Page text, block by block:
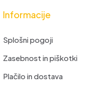
Informacije
Splošni pogoji
Zasebnost in piškotki
Plačilo in dostava